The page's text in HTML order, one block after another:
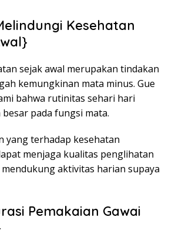
Kesehatan
sejak awal merupakan tindakan
kemungkinan mata minus. Gue
bahwa rutinitas sehari hari
pada fungsi mata.
yang terhadap kesehatan
menjaga kualitas penglihatan
mendukung aktivitas harian supaya
Pemakaian Gawai